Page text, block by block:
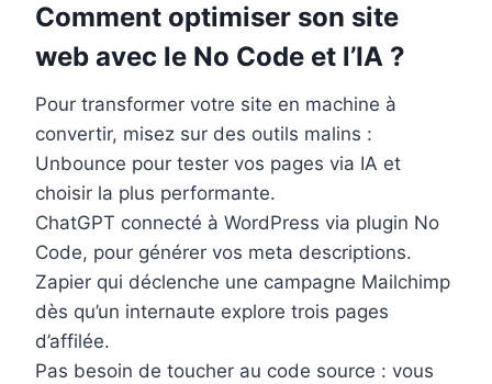
Comment optimiser son site
web avec le No Code et l’IA ?
Pour transformer votre site en machine à
convertir, misez sur des outils malins :
Unbounce pour tester vos pages via IA et
choisir la plus performante.
ChatGPT connecté à WordPress via plugin No
Code, pour générer vos meta descriptions.
Zapier qui déclenche une campagne Mailchimp
dès qu’un internaute explore trois pages
d’affilée.
Pas besoin de toucher au code source : vous